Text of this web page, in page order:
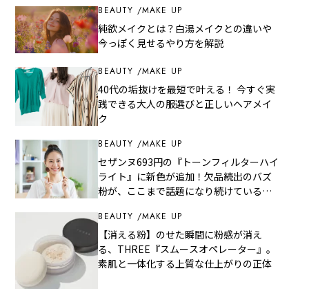
BEAUTY MAKE UP
純欲メイクとは？白湯メイクとの違いや
今っぽく見せるやり方を解説
BEAUTY MAKE UP
40代の垢抜けを最短で叶える！ 今すぐ実
践できる大人の服選びと正しいヘアメイ
ク
BEAUTY MAKE UP
セザンヌ693円の『トーンフィルターハイ
ライト』に新色が追加！欠品続出のバズ
粉が、ここまで話題になり続けている理
BEAUTY MAKE UP
【消える粉】のせた瞬間に粉感が消え
る、THREE『スムースオペレーター』。
素肌と一体化する上質な仕上がりの正体